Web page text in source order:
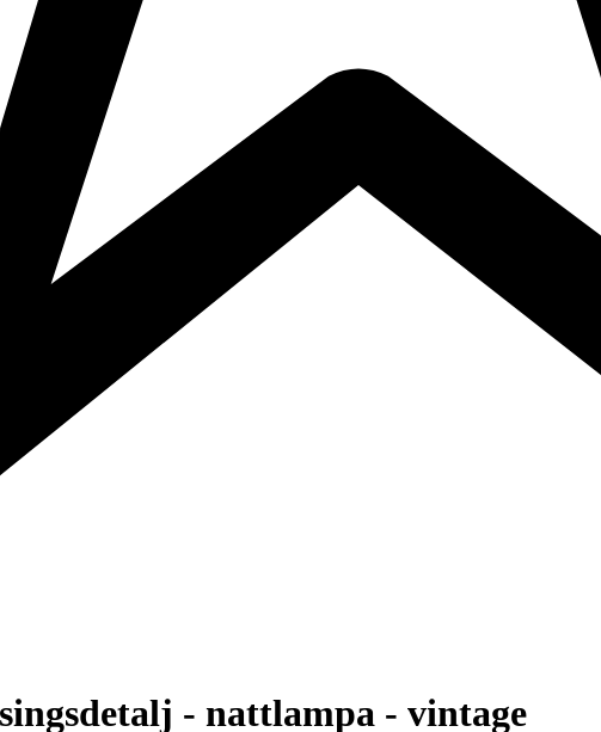
- nattlampa - vintage